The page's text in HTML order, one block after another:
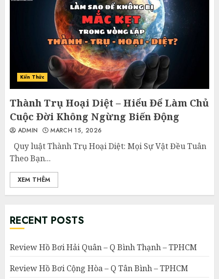
Kiến Thức
Thành Trụ Hoại Diệt – Hiểu Để Làm Chủ
Cuộc Đời Không Ngừng Biến Động
ADMIN MARCH 15, 2026
Quy luật Thành Trụ Hoại Diệt: Mọi Sự Vật Đều Tuân
Theo Bạn...
XEM THÊM
RECENT POSTS
Review Hồ Bơi Hải Quân – Q Bình Thạnh – TPHCM
Review Hồ Bơi Cộng Hòa – Q Tân Bình – TPHCM